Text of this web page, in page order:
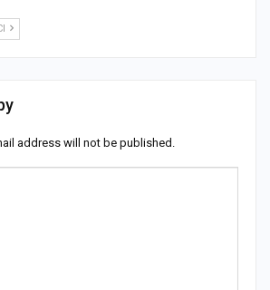
address will not be published.